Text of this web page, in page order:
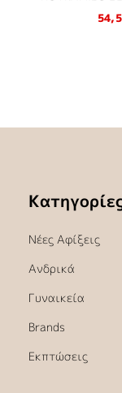
Νέες Αφίξεις
Ανδρικά
Γυναικεία
Brands
Εκπτώσεις